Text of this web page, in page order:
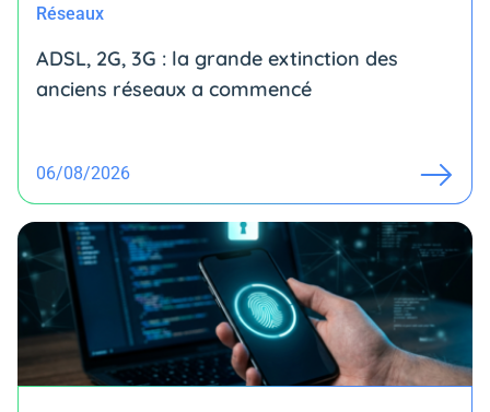
Réseaux
ADSL, 2G, 3G : la grande extinction des
anciens réseaux a commencé
06/08/2026